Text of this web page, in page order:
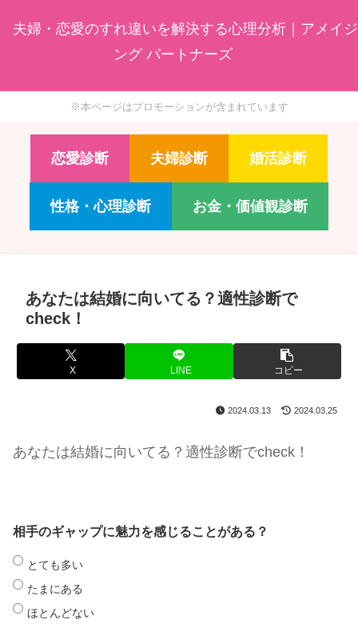
夫婦・恋愛のすれ違いを解決する心理分析｜アメイジ
ング パートナーズ
※本ページはプロモーションが含まれています
恋愛診断 夫婦診断 婚活診断
性格・心理診断 お金・価値観診断
あなたは結婚に向いてる？適性診断で
check！
X LINE コピー
2024.03.13 2024.03.25
あなたは結婚に向いてる？適性診断でcheck！
相手のギャップに魅力を感じることがある？
とても多い
たまにある
ほとんどない